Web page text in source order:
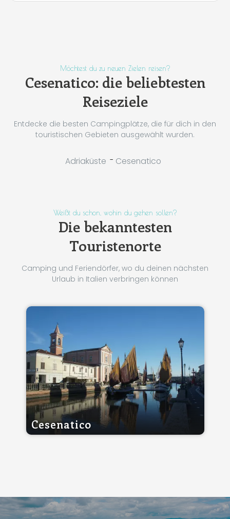
Möchtest du zu neuen Zielen reisen?
Cesenatico: die beliebtesten
Reiseziele
Entdecke die besten Campingplätze, die für dich in den
touristischen Gebieten ausgewählt wurden.
Adriaküste - Cesenatico
Weißt du schon, wohin du gehen sollen?
Die bekanntesten
Touristenorte
Camping und Feriendörfer, wo du deinen nächsten
Urlaub in Italien verbringen können
Cesenatico